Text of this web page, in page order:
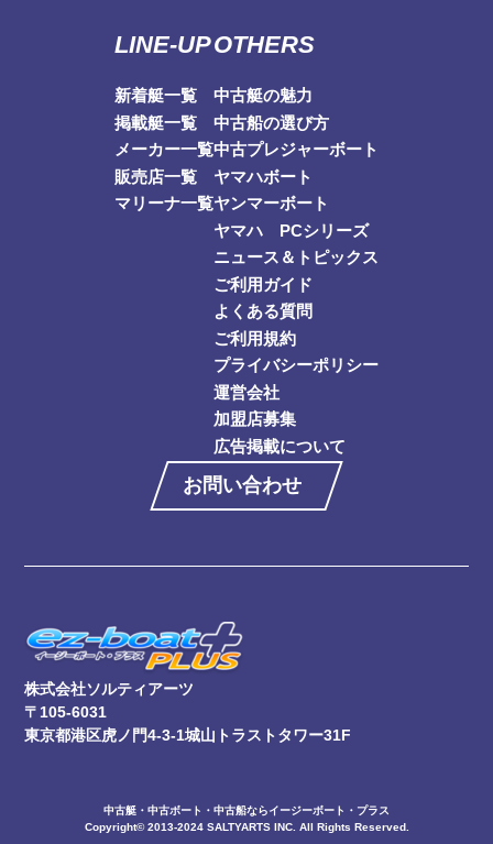
LINE-UP
新着艇一覧
掲載艇一覧
メーカー一覧
販売店一覧
マリーナ一覧
OTHERS
中古艇の魅力
中古船の選び方
中古プレジャーボート
ヤマハボート
ヤンマーボート
ヤマハ PCシリーズ
ニュース＆トピックス
ご利用ガイド
よくある質問
ご利用規約
プライバシーポリシー
運営会社
加盟店募集
広告掲載について
お問い合わせ
株式会社ソルティアーツ
〒105-6031
東京都港区虎ノ門4-3-1城山トラストタワー31F
中古艇・中古ボート・中古船ならイージーボート・プラス
Copyright© 2013-2024 SALTYARTS INC. All Rights Reserved.